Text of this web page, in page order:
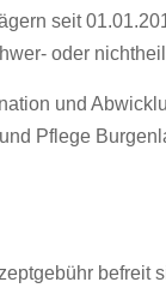
seit
oder
und
Pflege
befreit